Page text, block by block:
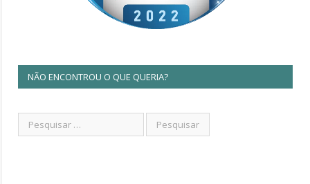
NÃO ENCONTROU O QUE QUERIA?